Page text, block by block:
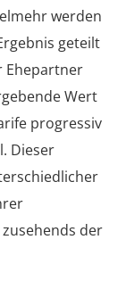
werden
geteilt
Ehepartner
Wert
progressiv
Dieser
der